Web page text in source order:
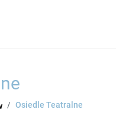
Osiedle Teatralne